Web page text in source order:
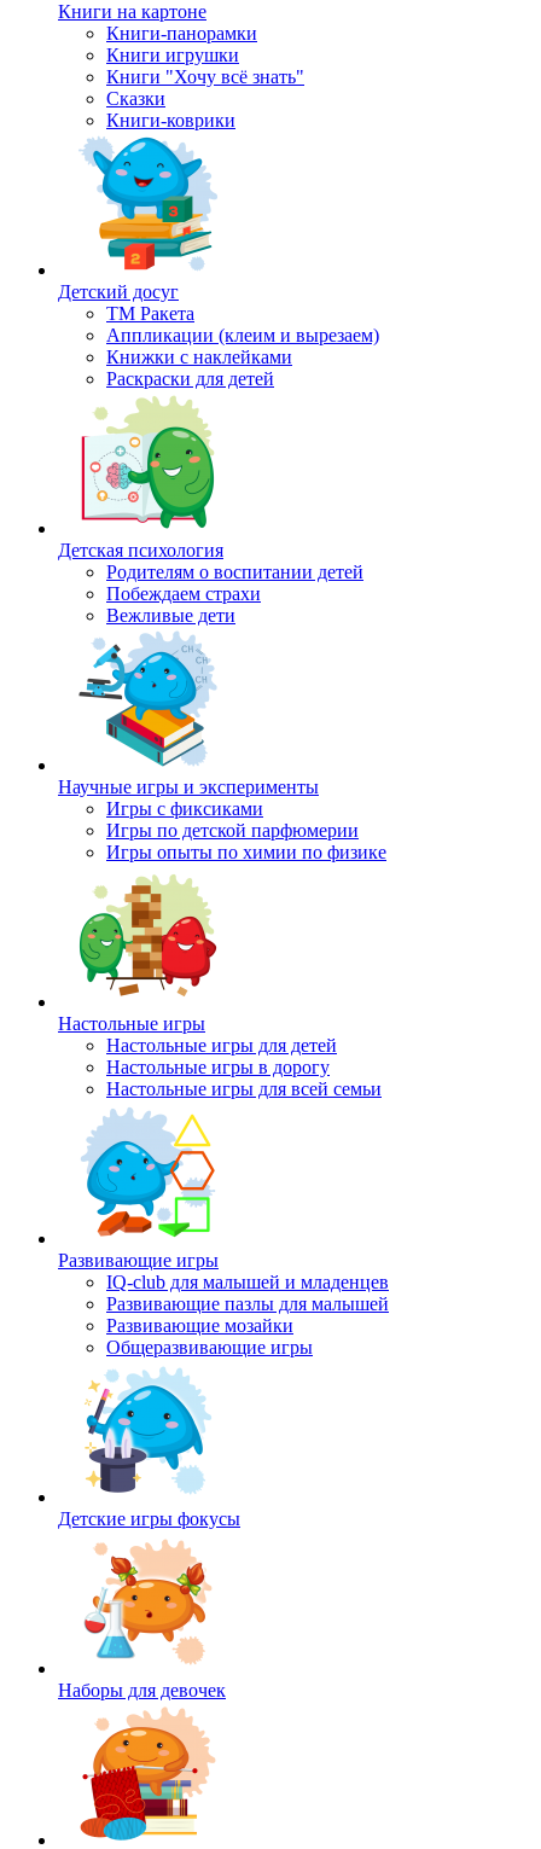
Книги на картоне
Книги-панорамки
Книги игрушки
Книги "Хочу всё знать"
Сказки
Книги-коврики
Детский досуг
ТМ Ракета
Аппликации (клеим и вырезаем)
Книжки с наклейками
Раскраски для детей
Детская психология
Родителям о воспитании детей
Побеждаем страхи
Вежливые дети
Научные игры и эксперименты
Игры с фиксиками
Игры по детской парфюмерии
Игры опыты по химии по физике
Настольные игры
Настольные игры для детей
Настольные игры в дорогу
Настольные игры для всей семьи
Развивающие игры
IQ-club для малышей и младенцев
Развивающие пазлы для малышей
Развивающие мозайки
Общеразвивающие игры
Детские игры фокусы
Наборы для девочек